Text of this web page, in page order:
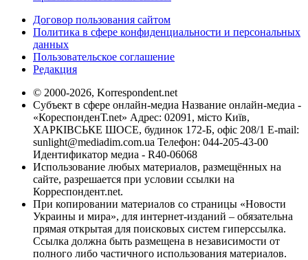
Договор пользования сайтом
Политика в сфере конфиденциальности и персональных
данных
Пользовательское соглашение
Редакция
© 2000-2026, Korrespondent.net
Субъект в сфере онлайн-медиа Название онлайн-медиа -
«КореспонденТ.net» Адрес: 02091, місто Київ,
ХАРКІВСЬКЕ ШОСЕ, будинок 172-Б, офіс 208/1 E-mail:
sunlight@mediadim.com.ua Телефон: 044-205-43-00
Идентификатор медиа - R40-06068
Использование любых материалов, размещённых на
сайте, разрешается при условии ссылки на
Корреспондент.net.
При копировании материалов со страницы «Новости
Украины и мира», для интернет-изданий – обязательна
прямая открытая для поисковых систем гиперссылка.
Ссылка должна быть размещена в независимости от
полного либо частичного использования материалов.